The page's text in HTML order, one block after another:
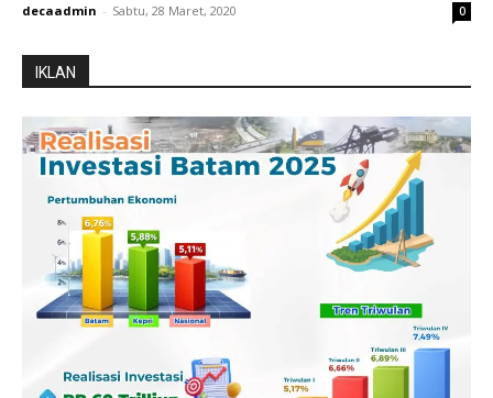
decaadmin - Sabtu, 28 Maret, 2020 0
IKLAN